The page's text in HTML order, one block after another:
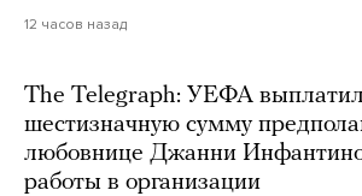
12 часов назад
The Telegraph: УЕФА
шестизначную сумму
любовнице Джанни
работы в организации